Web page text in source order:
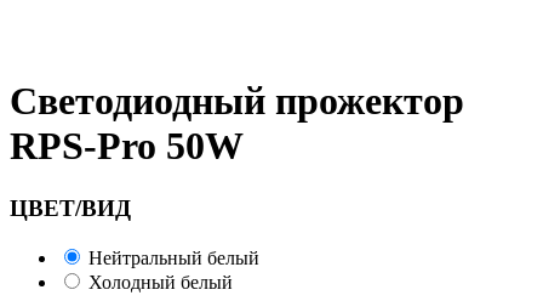
Светодиодный прожектор
RPS-Pro 50W
ЦВЕТ/ВИД
Нейтральный белый
Холодный белый